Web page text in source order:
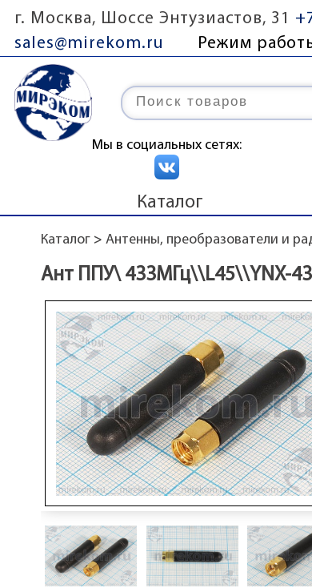
г. Москва, Шоссе Энтузиастов, 31
sales@mirekom.ru
Режим
Мы в социальных сетях:
Каталог
Каталог> Антенны, преобразователи и
Ант ППУ\ 433МГц\\L45\\YNX-